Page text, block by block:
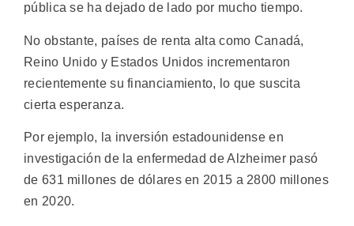
pública se ha dejado de lado por mucho tiempo.
No obstante, países de renta alta como Canadá,
Reino Unido y Estados Unidos incrementaron
recientemente su financiamiento, lo que suscita
cierta esperanza.
Por ejemplo, la inversión estadounidense en
investigación de la enfermedad de Alzheimer pasó
de 631 millones de dólares en 2015 a 2800 millones
en 2020.